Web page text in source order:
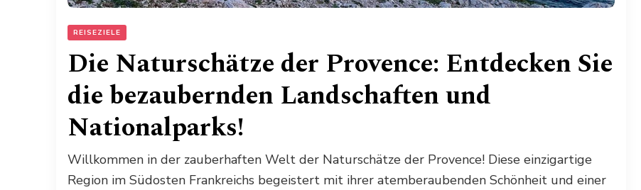
REISEZIELE
Die Naturschätze der Provence: Entdecken Sie
die bezaubernden Landschaften und
Nationalparks!
Willkommen in der zauberhaften Welt der Naturschätze der Provence! Diese einzigartige
Region im Südosten Frankreichs begeistert mit ihrer atemberaubenden Schönheit und einer